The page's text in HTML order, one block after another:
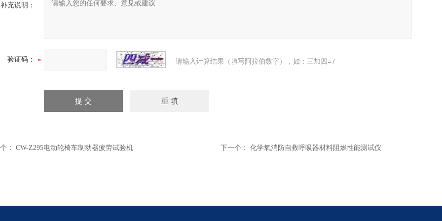
补充说明：
验证码： 请输入计算结果（填写阿拉伯数字），如：三加四=7
： CW-Z295电动轮椅车制动器疲劳试验机 下一个： 化学氧消防自救呼吸器材料阻燃性能测试仪